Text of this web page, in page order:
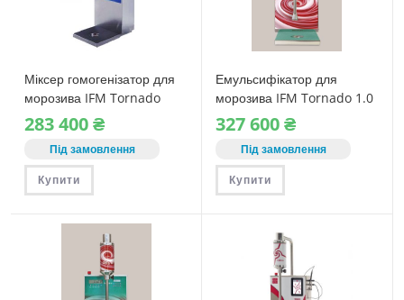
Міксер гомогенізатор для
морозива IFM Tornado
283‎ 400₴
Під замовлення
Купити
Емульсифікатор для
морозива IFM Tornado 1.0
(стандарт)
327‎ 600₴
Під замовлення
Купити